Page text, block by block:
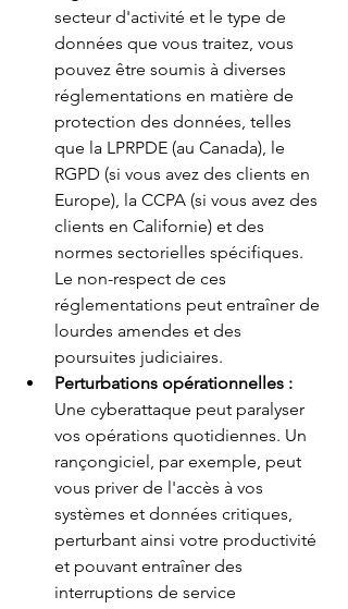
secteur d'activité et le type de
données que vous traitez, vous
pouvez être soumis à diverses
réglementations en matière de
protection des données, telles
que la LPRPDE (au Canada), le
RGPD (si vous avez des clients en
Europe), la CCPA (si vous avez des
clients en Californie) et des
normes sectorielles spécifiques.
Le non-respect de ces
réglementations peut entraîner de
lourdes amendes et des
poursuites judiciaires.
Perturbations opérationnelles :
Une cyberattaque peut paralyser
vos opérations quotidiennes. Un
rançongiciel, par exemple, peut
vous priver de l'accès à vos
systèmes et données critiques,
perturbant ainsi votre productivité
et pouvant entraîner des
interruptions de service